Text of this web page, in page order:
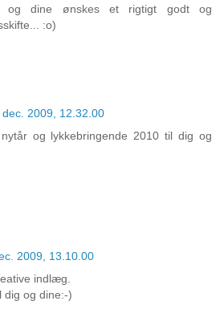
og dine ønskes et rigtigt godt og
:o)
dec. 2009, 12.32.00
og lykkebringende 2010 til dig og
2009, 13.10.00
indlæg.
dig og dine:-)